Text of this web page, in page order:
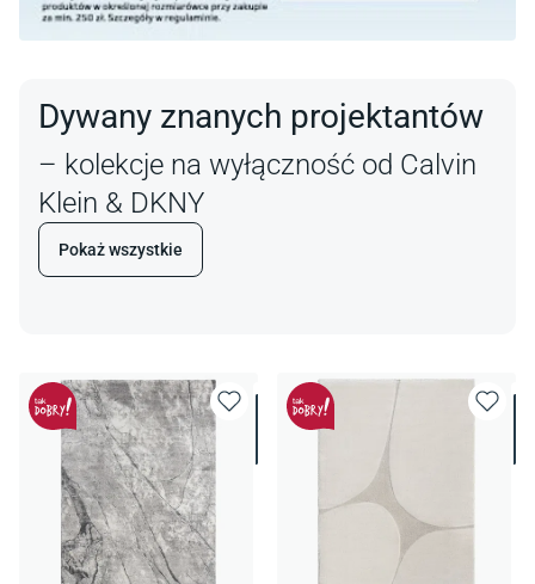
Dywany znanych projektantów
– kolekcje na wyłączność od Calvin
Klein & DKNY
Pokaż wszystkie